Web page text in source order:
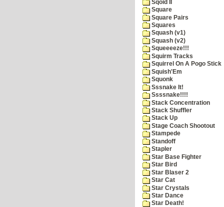
Sqoid II
Square
Square Pairs
Squares
Squash (v1)
Squash (v2)
Squeeeeze!!!
Squirm Tracks
Squirrel On A Pogo Stick
Squish'Em
Squonk
Sssnake It!
Ssssnake!!!!
Stack Concentration
Stack Shuffler
Stack Up
Stage Coach Shootout
Stampede
Standoff
Stapler
Star Base Fighter
Star Bird
Star Blaser 2
Star Cat
Star Crystals
Star Dance
Star Death!